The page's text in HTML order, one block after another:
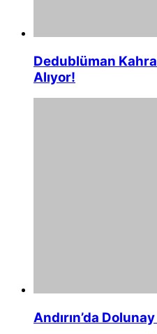
Dedublüman
Alıyor!
Andırın’da